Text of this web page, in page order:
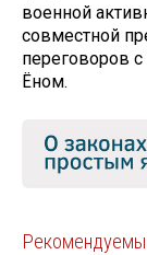
военной
совместной
переговоров
Ёном.